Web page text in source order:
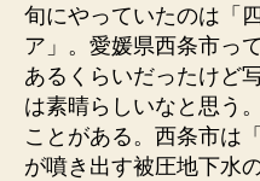
旬にやっていたのは「
ア」。愛媛県西条市っ
あるくらいだったけど
は素晴らしいなと思う
ことがある。西条市は
が噴き出す被圧地下水